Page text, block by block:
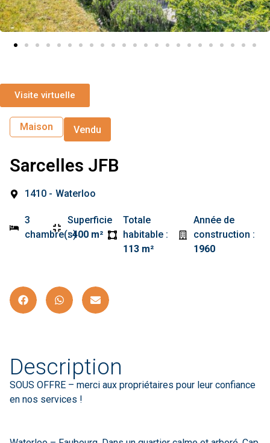
Visite virtuelle
Maison Vendu
Sarcelles JFB
1410 - Waterloo
3
chambre(s)
Superficie
:400 m²
Totale
habitable :
113 m²
Année de
construction :
1960
Description
SOUS OFFRE – merci aux propriétaires pour leur confiance
en nos services !